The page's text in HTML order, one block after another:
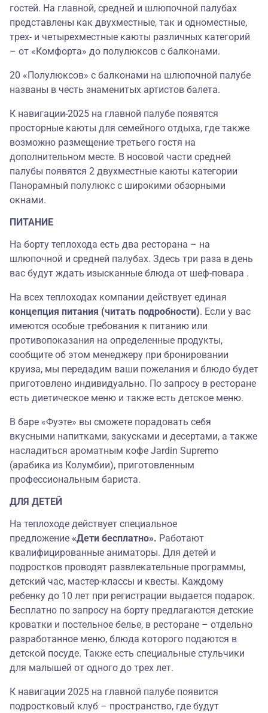
гостей. На главной, средней и шлюпочной палубах
представлены как двухместные, так и одноместные,
трех- и четырехместные каюты различных категорий
– от «Комфорта» до полулюксов с балконами.
20 «Полулюксов» с балконами на шлюпочной палубе
названы в честь знаменитых артистов балета.
К навигации-2025 на главной палубе появятся
просторные каюты для семейного отдыха, где также
возможно размещение третьего гостя на
дополнительном месте. В носовой части средней
палубы появятся 2 двухместные каюты категории
Панорамный полулюкс c широкими обзорными
окнами.
ПИТАНИЕ
На борту теплохода есть два ресторана – на
шлюпочной и средней палубах. Здесь три раза в день
вас будут ждать изысканные блюда от шеф-повара .
На всех теплоходах компании действует единая
концепция питания (читать подробности). Если у вас
имеются особые требования к питанию или
противопоказания на определенные продукты,
сообщите об этом менеджеру при бронировании
круиза, мы передадим ваши пожелания и блюдо будет
приготовлено индивидуально. По запросу в ресторане
есть диетическое меню и также есть детское меню.
В баре «Фуэте» вы сможете порадовать себя
вкусными напитками, закусками и десертами, а также
насладиться ароматным кофе Jardin Supremo
(арабика из Колумбии), приготовленным
профессиональным бариста.
ДЛЯ ДЕТЕЙ
На теплоходе действует специальное
предложение «Дети бесплатно». Работают
квалифицированные аниматоры. Для детей и
подростков проводят развлекательные программы,
детский час, мастер-классы и квесты. Каждому
ребенку до 10 лет при регистрации выдается подарок.
Бесплатно по запросу на борту предлагаются детские
кроватки и постельное белье, в ресторане – отдельно
разработанное меню, блюда которого подаются в
детской посуде. Также есть специальные стульчики
для малышей от одного до трех лет.
К навигации 2025 на главной палубе появится
подростковый клуб‎ – пространство, где будут